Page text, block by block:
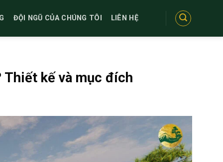
ĐỘI NGŨ CỦA CHÚNG TÔI LIÊN HỆ
Thiết kế và mục đích